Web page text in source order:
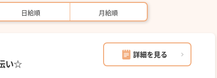
日給順 月給順
詳細を見る
い☆